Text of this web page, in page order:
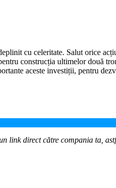
cu celeritate. Salut orice
construcția ultimelor două
aceste investiții, pentru
link direct către compania ta,